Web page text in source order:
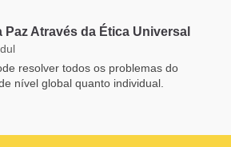
Paz Através da Ética Universal
resolver todos os problemas do
nível global quanto individual.